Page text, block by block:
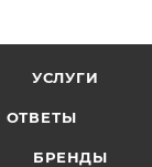
УСЛУГИ
БРЕНДЫ